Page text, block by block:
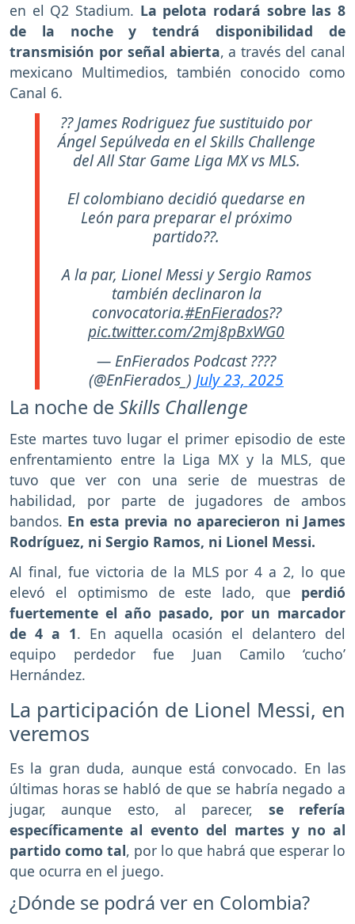
en el Q2 Stadium. La pelota rodará sobre las 8
de la noche y tendrá disponibilidad de
transmisión por señal abierta, a través del canal
mexicano Multimedios, también conocido como
Canal 6.
?? James Rodriguez fue sustituido por
Ángel Sepúlveda en el Skills Challenge
del All Star Game Liga MX vs MLS.
El colombiano decidió quedarse en
León para preparar el próximo
partido??.
A la par, Lionel Messi y Sergio Ramos
también declinaron la
convocatoria.#EnFierados??
pic.twitter.com/2mj8pBxWG0
— EnFierados Podcast ????
(@EnFierados_) July 23, 2025
La noche de Skills Challenge
Este martes tuvo lugar el primer episodio de este
enfrentamiento entre la Liga MX y la MLS, que
tuvo que ver con una serie de muestras de
habilidad, por parte de jugadores de ambos
bandos. En esta previa no aparecieron ni James
Rodríguez, ni Sergio Ramos, ni Lionel Messi.
Al final, fue victoria de la MLS por 4 a 2, lo que
elevó el optimismo de este lado, que perdió
fuertemente el año pasado, por un marcador
de 4 a 1. En aquella ocasión el delantero del
equipo perdedor fue Juan Camilo ‘cucho’
Hernández.
La participación de Lionel Messi, en
veremos
Es la gran duda, aunque está convocado. En las
últimas horas se habló de que se habría negado a
jugar, aunque esto, al parecer, se refería
específicamente al evento del martes y no al
partido como tal, por lo que habrá que esperar lo
que ocurra en el juego.
¿Dónde se podrá ver en Colombia?